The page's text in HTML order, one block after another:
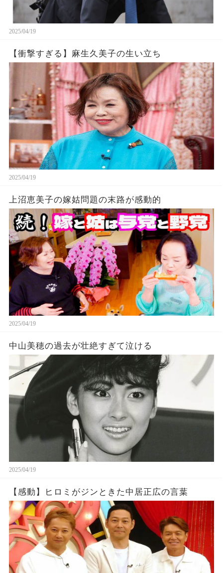
2025/04/19
【衝撃すぎる】麻生久美子の生い立ち
2025/04/19
上沼恵美子の嫁姑問題の末路が感動的
2025/04/19
中山美穂の過去が壮絶すぎて泣ける
2025/04/19
【感動】ヒロミがジンときた中居正広の言葉